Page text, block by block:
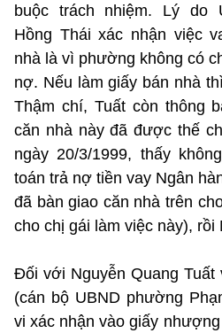
buộc trách nhiệm. Lý do
Hồng Thái xác nhận việc
nhà là vì phường không có
nợ. Nếu làm giấy bán nhà
Thậm chí, Tuất còn thông
căn nhà này đã được thế
ngày 20/3/1999, thấy
toán trả nợ tiền vay Ngân
đã bàn giao căn nhà trên
cho chị gái làm việc này), rồi
Đối với Nguyễn Quang Tuất
(cán bộ UBND phường
vi xác nhận vào giấy